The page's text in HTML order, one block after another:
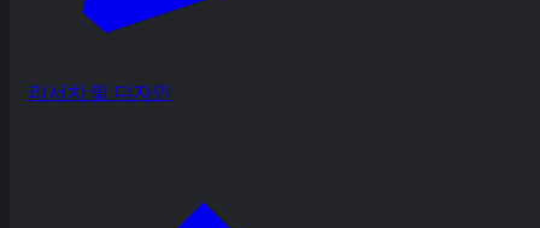
리서치 및 디자인